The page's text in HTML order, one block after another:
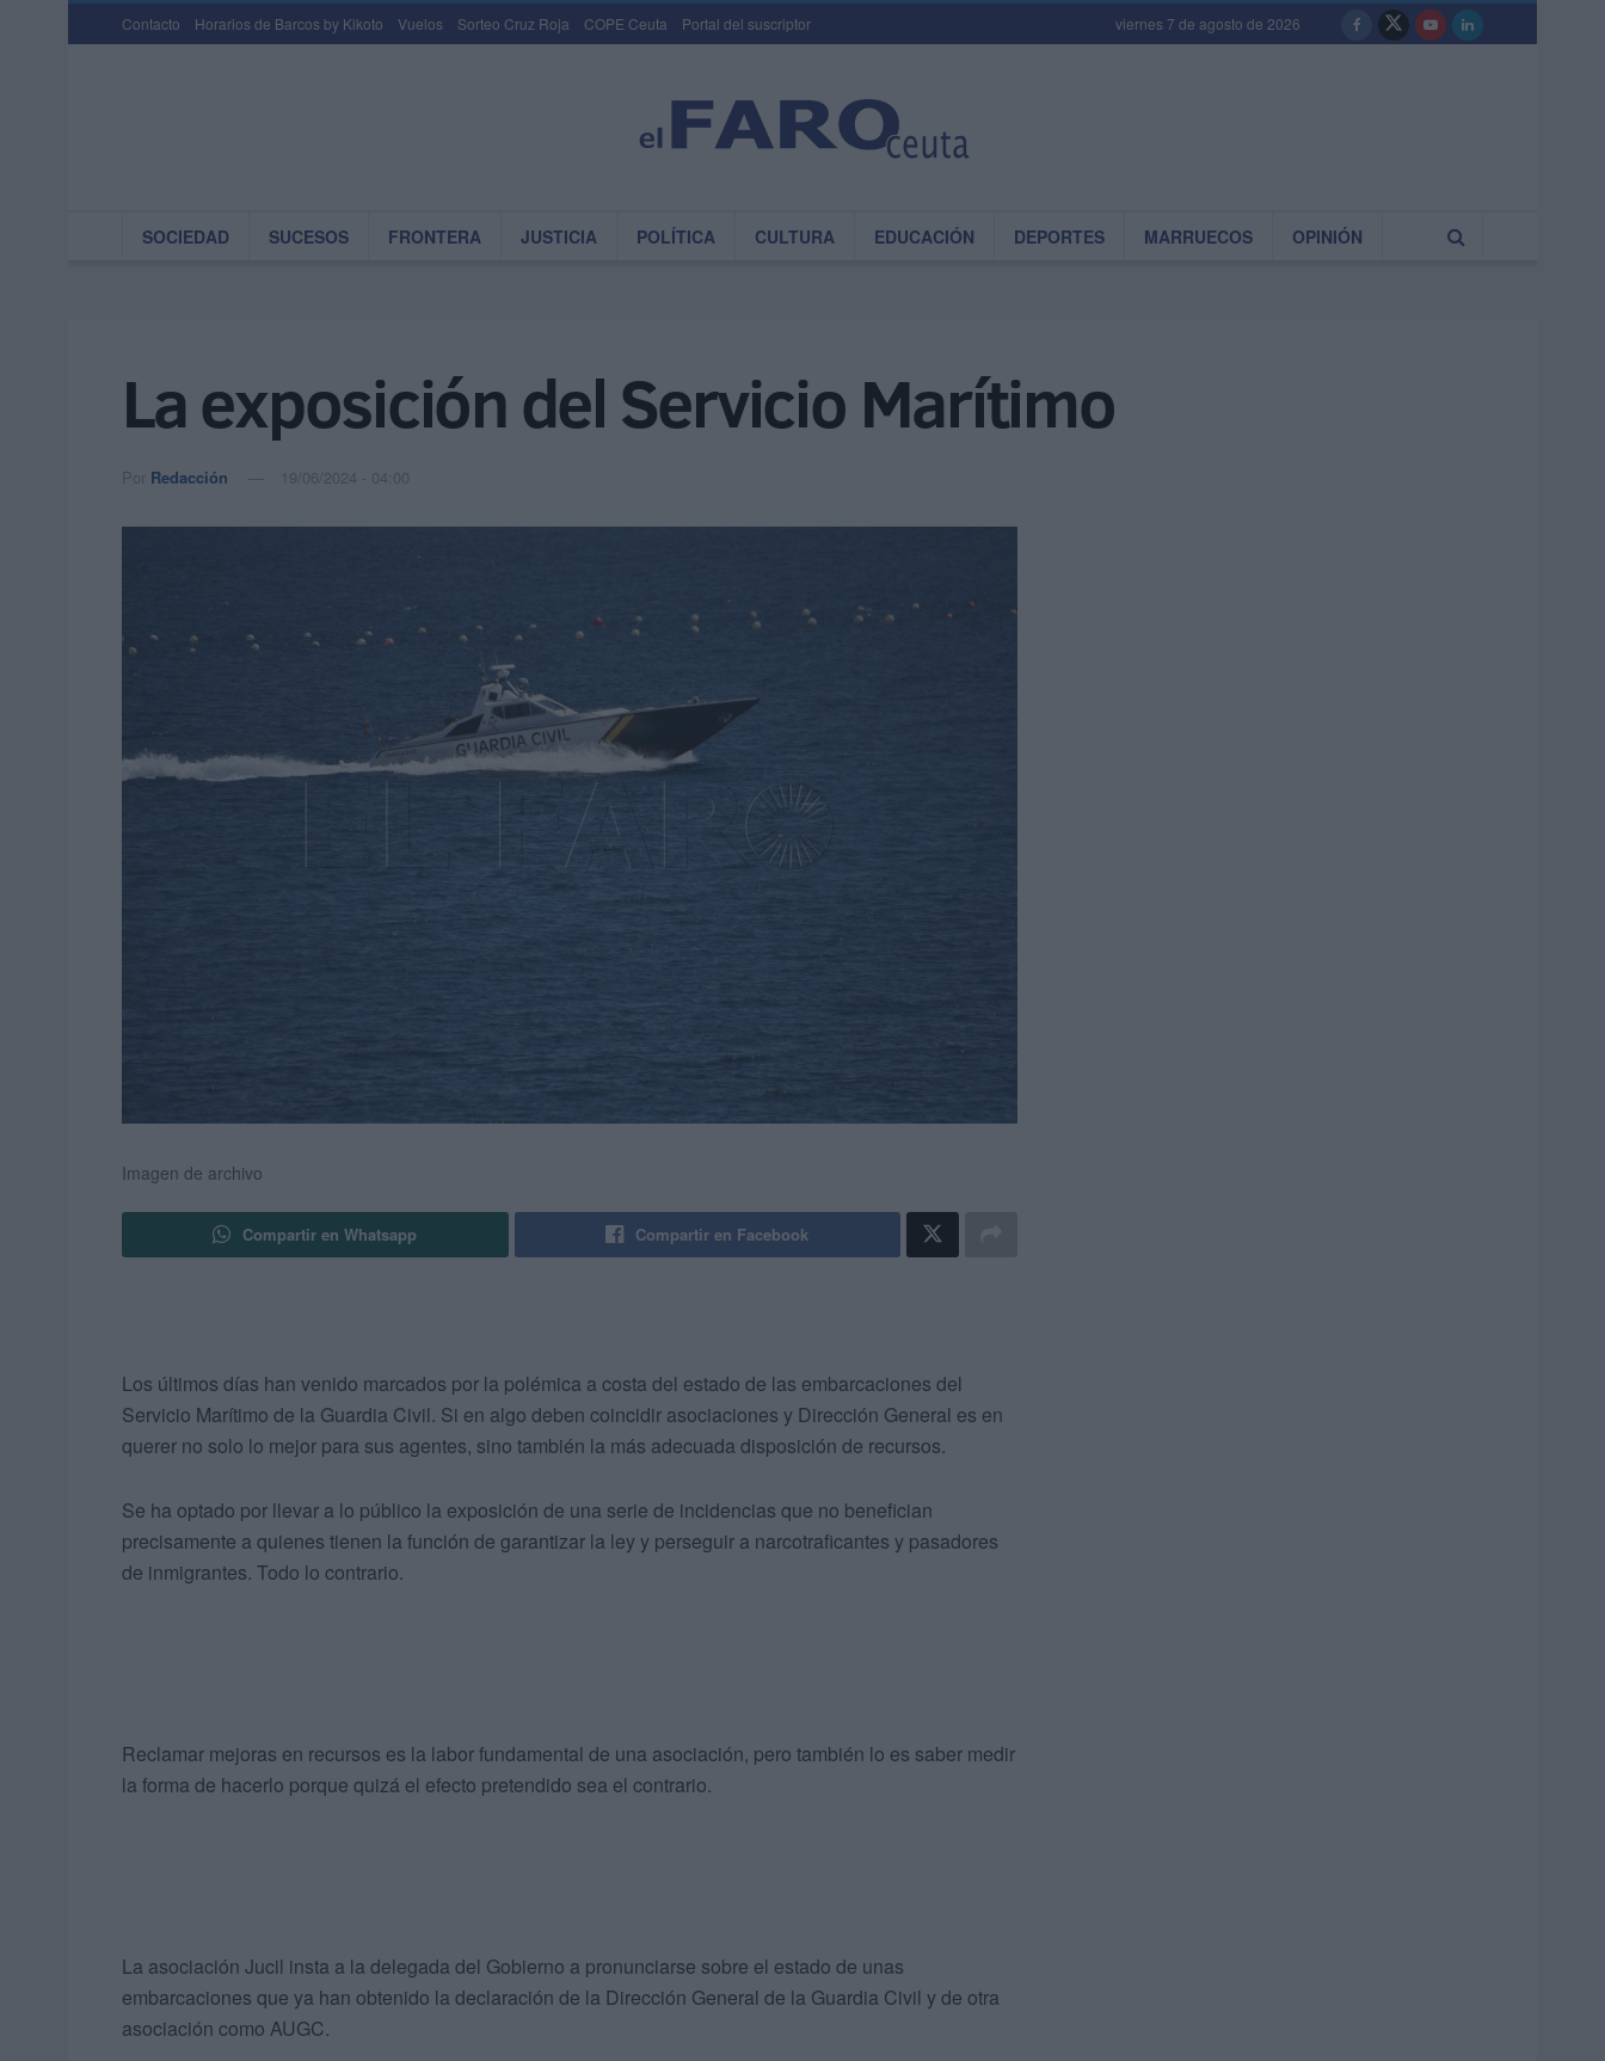
Contacto Horarios de Barcos by Kikoto Vuelos Sorteo Cruz Roja COPE Ceuta Portal del suscriptor viernes 7 de agosto de 2026
SOCIEDAD SUCESOS FRONTERA JUSTICIA POLÍTICA CULTURA EDUCACIÓN DEPORTES MARRUECOS OPINIÓN
La exposición del Servicio Marítimo
Por Redacción 19/06/2024 - 04:00
Imagen de archivo
Compartir en Whatsapp Compartir en Facebook
Los últimos días han venido marcados por la polémica a costa del estado de las embarcaciones del
Servicio Marítimo de la Guardia Civil. Si en algo deben coincidir asociaciones y Dirección General es en
querer no solo lo mejor para sus agentes, sino también la más adecuada disposición de recursos.
Se ha optado por llevar a lo público la exposición de una serie de incidencias que no benefician
precisamente a quienes tienen la función de garantizar la ley y perseguir a narcotraficantes y pasadores
de inmigrantes. Todo lo contrario.
Reclamar mejoras en recursos es la labor fundamental de una asociación, pero también lo es saber medir
la forma de hacerlo porque quizá el efecto pretendido sea el contrario.
La asociación Jucil insta a la delegada del Gobierno a pronunciarse sobre el estado de unas
embarcaciones que ya han obtenido la declaración de la Dirección General de la Guardia Civil y de otra
asociación como AUGC.